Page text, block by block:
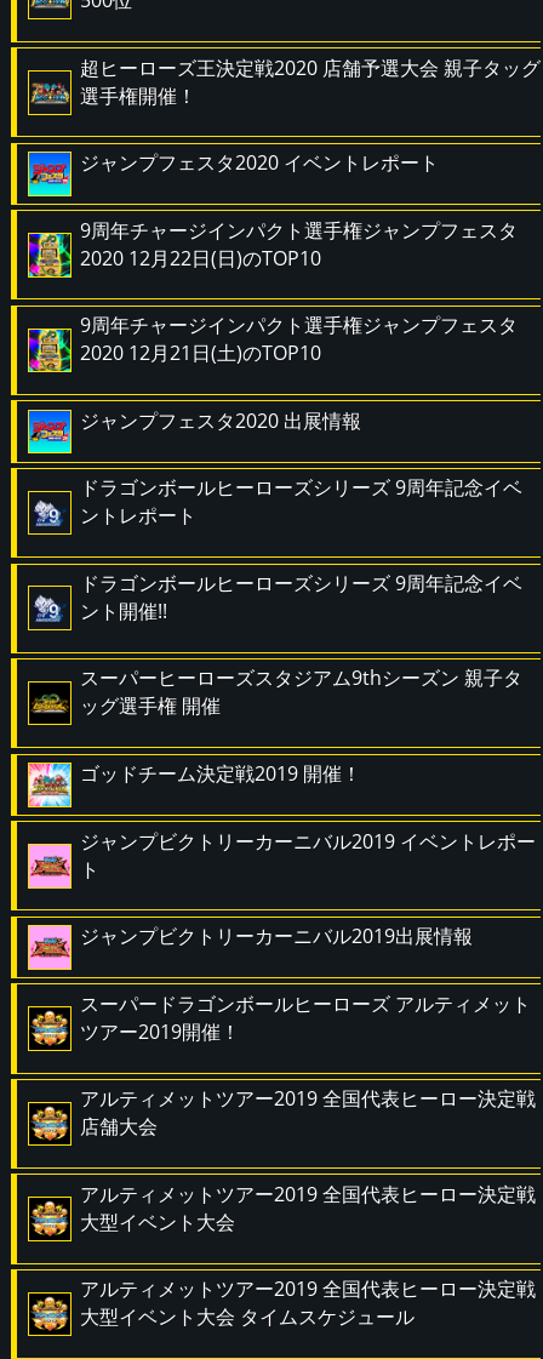
超ヒーローズ王決定戦2020 店舗予選大会 親子タッグ
選手権開催！
ジャンプフェスタ2020 イベントレポート
9周年チャージインパクト選手権ジャンプフェスタ
2020 12月22日(日)のTOP10
9周年チャージインパクト選手権ジャンプフェスタ
2020 12月21日(土)のTOP10
ジャンプフェスタ2020 出展情報
ドラゴンボールヒーローズシリーズ 9周年記念イベ
ントレポート
ドラゴンボールヒーローズシリーズ 9周年記念イベ
ント開催!!
スーパーヒーローズスタジアム9thシーズン 親子タ
ッグ選手権 開催
ゴッドチーム決定戦2019 開催！
ジャンプビクトリーカーニバル2019 イベントレポー
ト
ジャンプビクトリーカーニバル2019出展情報
スーパードラゴンボールヒーローズ アルティメット
ツアー2019開催！
アルティメットツアー2019 全国代表ヒーロー決定戦
店舗大会
アルティメットツアー2019 全国代表ヒーロー決定戦
大型イベント大会
アルティメットツアー2019 全国代表ヒーロー決定戦
大型イベント大会 タイムスケジュール